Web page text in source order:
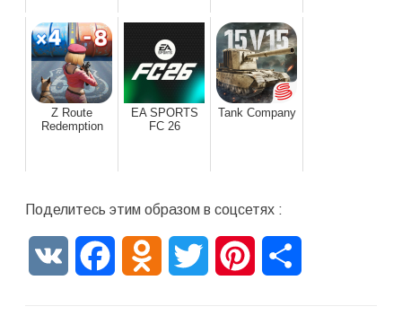
Z Route
Redemption
EA SPORTS
FC 26
Tank Company
Поделитесь этим образом в соцсетях :
VK FacebookOdnoklassniki
Twitter Pinterest